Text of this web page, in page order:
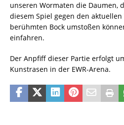
unseren Wormaten die Daumen,
diesem Spiel gegen den
berühmten Bock umstoßen
einfahren.
Der Anpfiff dieser Partie erfolgt
Kunstrasen in der EWR-Arena.